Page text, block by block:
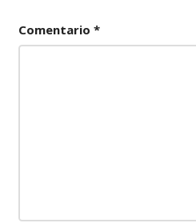
Comentario *